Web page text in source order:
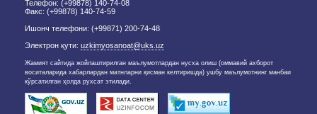
Телефон: (+99878) 140-74-08
Факс: (+99878) 140-74-59
Ишонч телефони: (+99871) 200-74-48
Электрон қути: uzkimyosanoat@uks.uz
Жамият сайтида жойлаштирилган маълумотлардан нусха олиш (оммавий ахборот
воситаларида хабарлардан матнларни қисман келтиришда) ушбу маълумотнинг манбаи
кўрсатилган ҳолда рухсат этилади.